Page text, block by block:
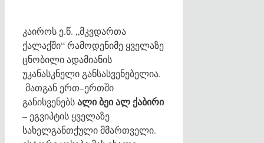
კაიროს ე.წ. „მკვდართა
ქალაქში“ რამოდენიმე ყველაზე
ცნობილი ადამიანის
უკანასკნელი განსასვენებელია.
მათგან ერთ–ერთში
განისვენებსალი ბეი ალ ქაბირი
– ეგვიპტის ყველაზე
სახელგანთქული მმართველი.